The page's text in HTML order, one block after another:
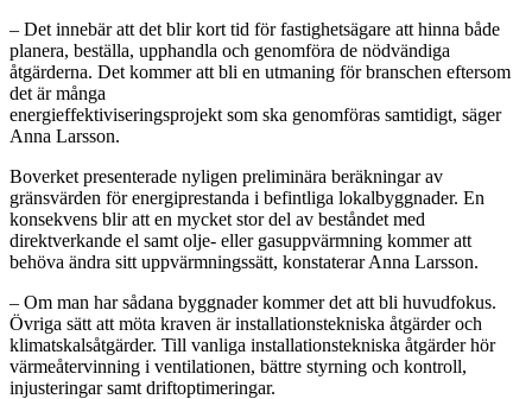
– Det innebär att det blir kort tid för fastighetsägare att hinna både
planera, beställa, upphandla och genomföra de nödvändiga
åtgärderna. Det kommer att bli en utmaning för branschen eftersom
det är många
energieffektiviseringsprojekt som ska genomföras samtidigt, säger
Anna Larsson.
Boverket presenterade nyligen preliminära beräkningar av
gränsvärden för energiprestanda i befintliga lokalbyggnader. En
konsekvens blir att en mycket stor del av beståndet med
direktverkande el samt olje- eller gasuppvärmning kommer att
behöva ändra sitt uppvärmningssätt, konstaterar Anna Larsson.
– Om man har sådana byggnader kommer det att bli huvudfokus.
Övriga sätt att möta kraven är installationstekniska åtgärder och
klimatskalsåtgärder. Till vanliga installationstekniska åtgärder hör
värmeåtervinning i ventilationen, bättre styrning och kontroll,
injusteringar samt driftoptimeringar.